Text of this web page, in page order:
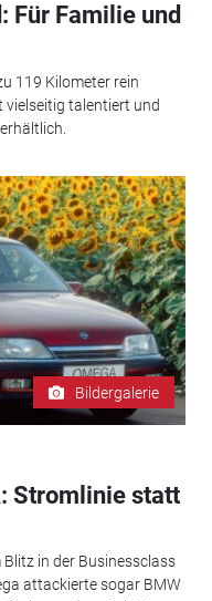
Für Familie und
119 Kilometer rein
vielseitig talentiert und
Bildergalerie
Stromlinie statt
in der Businessclass
attackierte sogar BMW